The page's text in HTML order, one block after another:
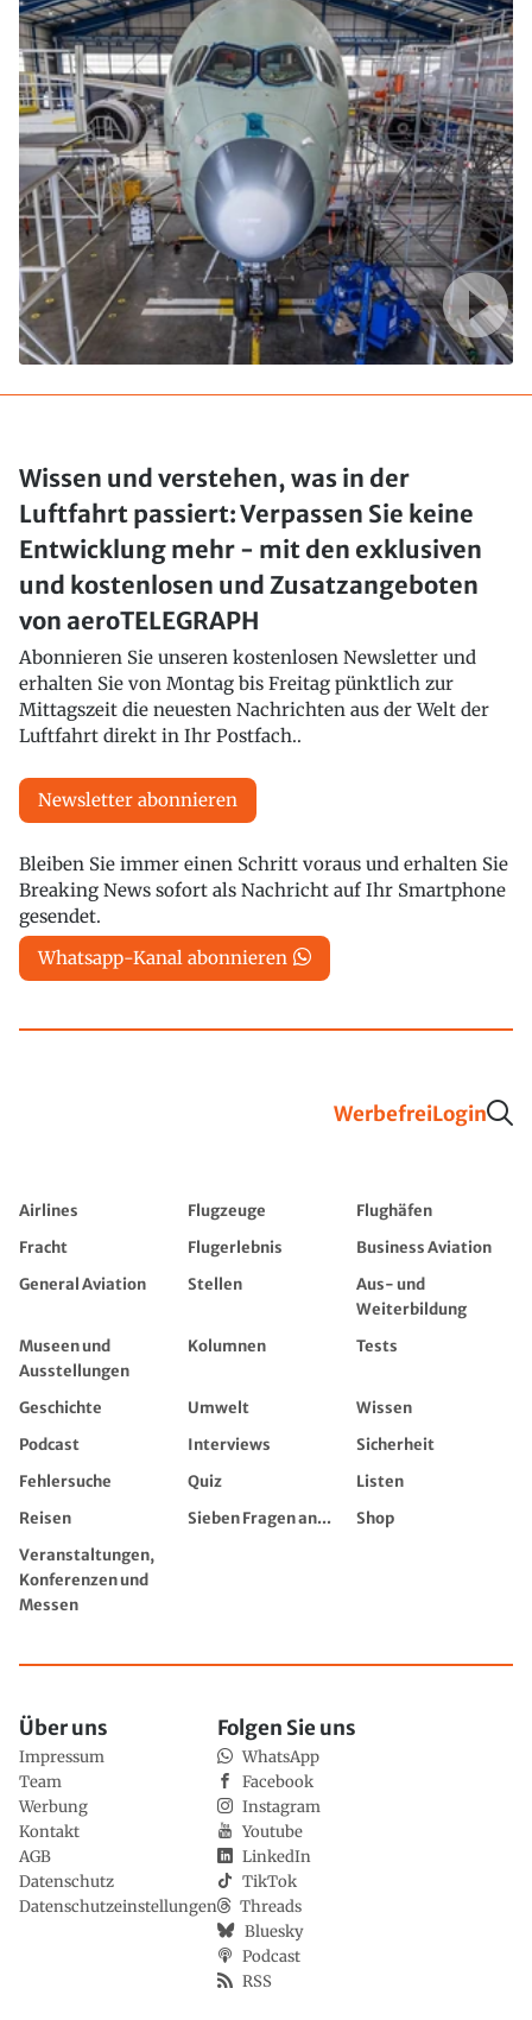
Wissen und verstehen, was in der
Luftfahrt passiert: Verpassen Sie keine
Entwicklung mehr - mit den exklusiven
und kostenlosen und Zusatzangeboten
von aeroTELEGRAPH
Abonnieren Sie unseren kostenlosen Newsletter und
erhalten Sie von Montag bis Freitag pünktlich zur
Mittagszeit die neuesten Nachrichten aus der Welt der
Luftfahrt direkt in Ihr Postfach..
Newsletter abonnieren
Bleiben Sie immer einen Schritt voraus und erhalten Sie
Breaking News sofort als Nachricht auf Ihr Smartphone
gesendet.
Whatsapp-Kanal abonnieren
WerbefreiLogin
Airlines Flugzeuge
Flughäfen
Fracht
Flugerlebnis
Business Aviation
General Aviation
Stellen
Aus- und
Weiterbildung
Museen und
Ausstellungen
Kolumnen Tests
Geschichte Umwelt
Wissen
Podcast
Interviews
Sicherheit
Fehlersuche
Quiz
Listen
Reisen
Sieben Fragen an...
Shop
Veranstaltungen,
Konferenzen und
Messen
Über uns
Impressum
Team
Werbung
Kontakt
AGB
Datenschutz
Datenschutzeinstellungen
Folgen Sie uns
WhatsApp
Facebook
Instagram
Youtube
LinkedIn
TikTok
Threads
Bluesky
Podcast
RSS